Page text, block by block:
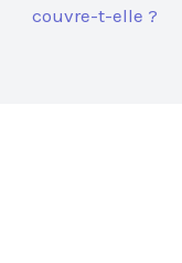
couvre-t-elle ?